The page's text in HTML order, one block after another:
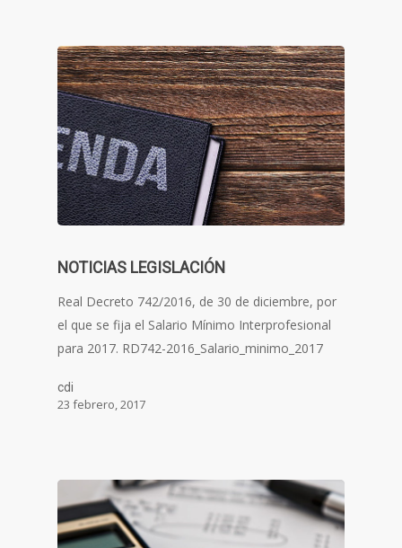
NOTICIAS LEGISLACIÓN
Real Decreto 742/2016, de 30 de diciembre, por
el que se fija el Salario Mínimo Interprofesional
para 2017. RD742-2016_Salario_minimo_2017
cdi
23 febrero, 2017